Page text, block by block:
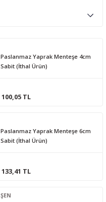
Paslanmaz Yaprak Menteşe 4cm
Sabit (İthal Ürün)
100,05 TL
Paslanmaz Yaprak Menteşe 6cm
Sabit (İthal Ürün)
133,41 TL
ŞEN